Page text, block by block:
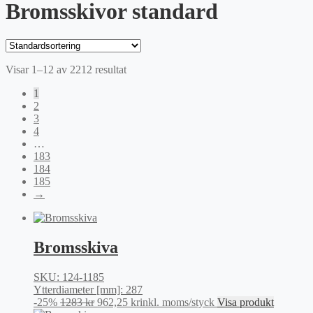
Bromsskivor standard
Visar 1–12 av 2212 resultat
1
2
3
4
…
183
184
185
→
Bromsskiva
SKU: 124-1185
Ytterdiameter [mm]: 287
-25% 1283kr Det
962,25 krDet
inkl. moms/styck Visa produkt